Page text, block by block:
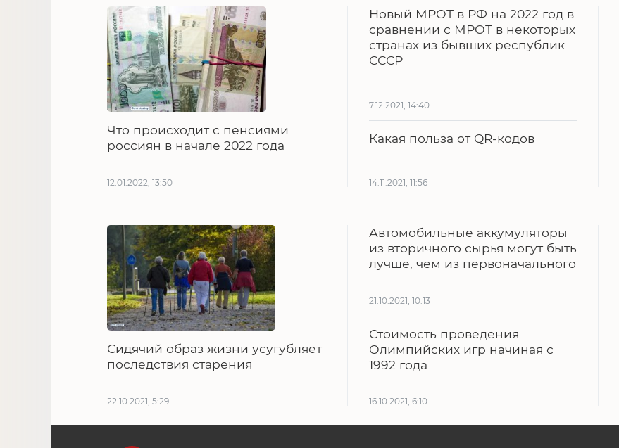
Что происходит с пенсиями
россиян в начале 2022 года
12.01.2022, 13:50
Новый МРОТ в РФ на 2022 год в
сравнении с МРОТ в некоторых
странах из бывших республик
СССР
7.12.2021, 14:40
Какая польза от QR-кодов
14.11.2021, 11:56
Сидячий образ жизни усугубляет
последствия старения
22.10.2021, 5:29
Автомобильные аккумуляторы
из вторичного сырья могут быть
лучше, чем из первоначального
21.10.2021, 10:13
Стоимость проведения
Олимпийских игр начиная с
1992 года
16.10.2021, 6:10